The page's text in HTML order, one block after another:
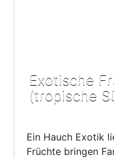
Exotische
(tropische
Ein Hauch Exotik
Früchte bringen